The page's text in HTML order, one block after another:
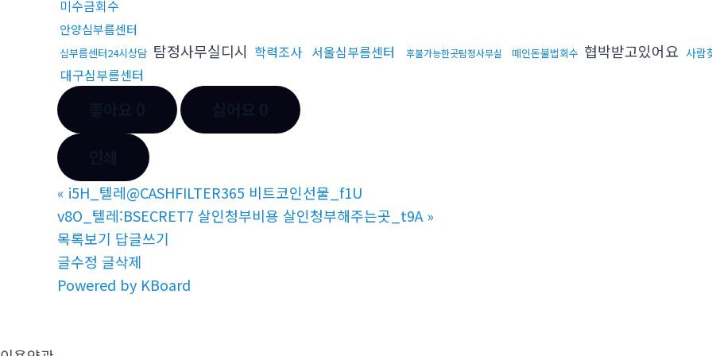
미수금회수
안양심부름센터
심부름센터24시상담 탐정사무실디시 학력조사 서울심부름센터 후불가능한곳탐정사무실 떼인돈불법회수 협박받고있어요 사람
대구심부름센터
« i5H_텔레@CASHFILTER365 비트코인선물_f1U
v8O_텔레:BSECRET7 살인청부비용 살인청부해주는곳_t9A »
목록보기 답글쓰기
글수정 글삭제
Powered by KBoard